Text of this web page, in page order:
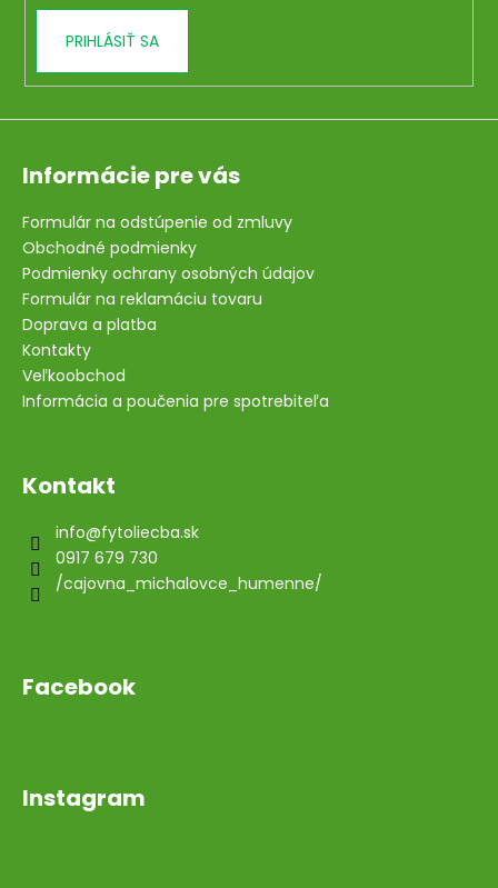
PRIHLÁSIŤ SA
Informácie pre vás
Formulár na odstúpenie od zmluvy
Obchodné podmienky
Podmienky ochrany osobných údajov
Formulár na reklamáciu tovaru
Doprava a platba
Kontakty
Veľkoobchod
Informácia a poučenia pre spotrebiteľa
Kontakt
info@fytoliecba.sk
0917 679 730
/cajovna_michalovce_humenne/
Facebook
Instagram